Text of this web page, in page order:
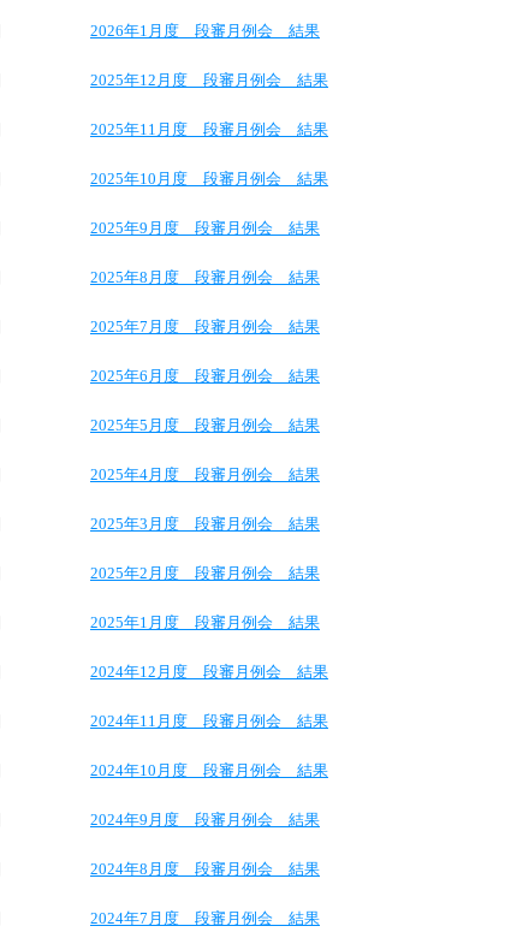
2026年1月度 段審月例会 結果
2025年12月度 段審月例会 結果
2025年11月度 段審月例会 結果
2025年10月度 段審月例会 結果
2025年9月度 段審月例会 結果
2025年8月度 段審月例会 結果
2025年7月度 段審月例会 結果
2025年6月度 段審月例会 結果
2025年5月度 段審月例会 結果
2025年4月度 段審月例会 結果
2025年3月度 段審月例会 結果
2025年2月度 段審月例会 結果
2025年1月度 段審月例会 結果
2024年12月度 段審月例会 結果
2024年11月度 段審月例会 結果
2024年10月度 段審月例会 結果
2024年9月度 段審月例会 結果
2024年8月度 段審月例会 結果
2024年7月度 段審月例会 結果